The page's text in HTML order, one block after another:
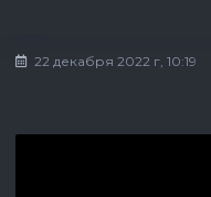
22 декабря 2022 г, 10:19